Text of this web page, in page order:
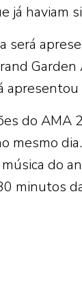
já haviam
será
do AMA
mesmo
do
minutos